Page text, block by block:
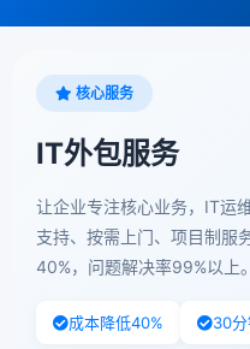
核心服务
IT外包服务
让企业专注核心业务，IT运
支持、按需上门、项目制服
40%，问题解决率99%以上。
成本降低40% 30